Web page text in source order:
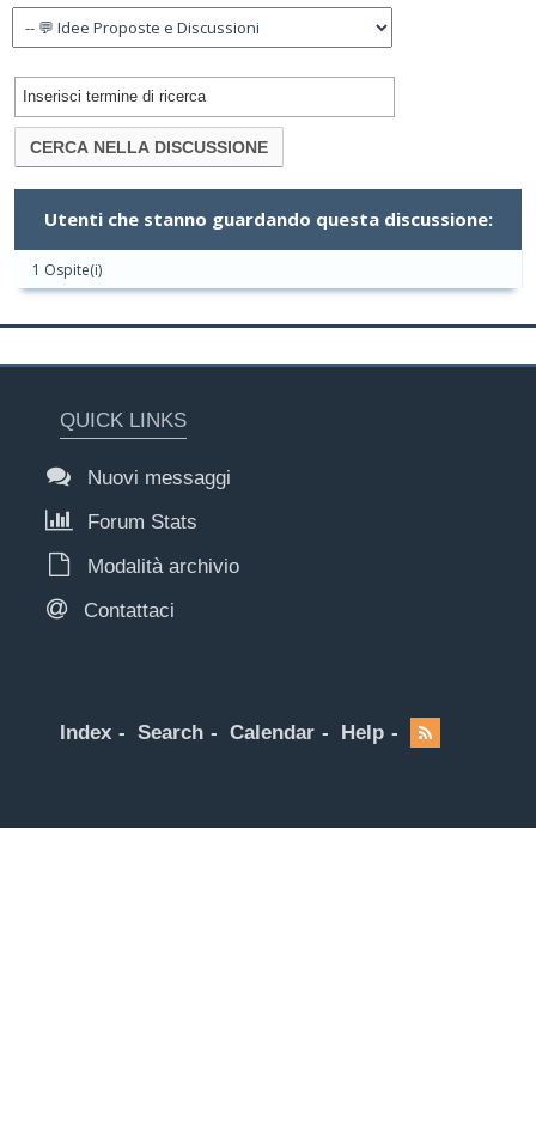
Utenti che stanno guardando questa discussione:
1 Ospite(i)
QUICK LINKS
Nuovi messaggi
Forum Stats
Modalità archivio
Contattaci
Index Search Calendar Help